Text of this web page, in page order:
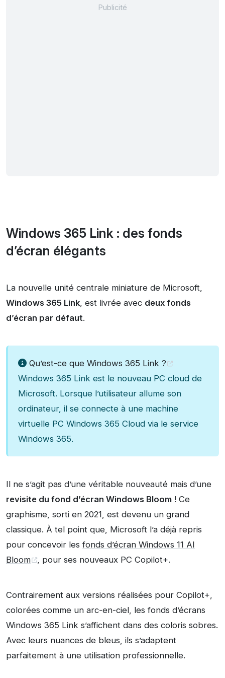
Windows 365 Link : des fonds
d’écran élégants
La nouvelle unité centrale miniature de Microsoft,
Windows 365 Link, est livrée avec deux fonds
d’écran par défaut.
Qu’est-ce que Windows 365 Link ?
Windows 365 Link est le nouveau PC cloud de
Microsoft. Lorsque l’utilisateur allume son
ordinateur, il se connecte à une machine
virtuelle PC Windows 365 Cloud via le service
Windows 365.
Il ne s’agit pas d’une véritable nouveauté mais d’une
revisite du fond d’écran Windows Bloom ! Ce
graphisme, sorti en 2021, est devenu un grand
classique. À tel point que, Microsoft l’a déjà repris
pour concevoir les fonds d’écran Windows 11 AI
Bloom
, pour ses nouveaux PC Copilot+.
Contrairement aux versions réalisées pour Copilot+,
colorées comme un arc-en-ciel, les fonds d’écrans
Windows 365 Link s’affichent dans des coloris sobres.
Avec leurs nuances de bleus, ils s’adaptent
parfaitement à une utilisation professionnelle.